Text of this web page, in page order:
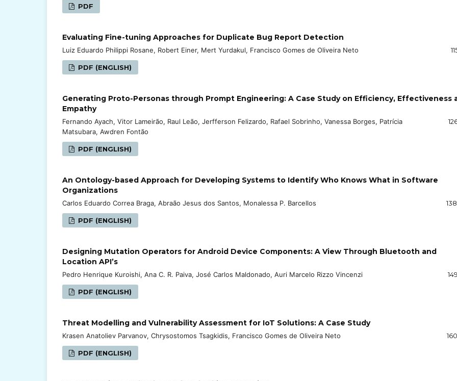
PDF
Evaluating Fine-tuning Approaches for Duplicate Bug Report Detection
Luiz Eduardo Philippi Rosane, Robert Einer, Mert Yurdakul, Francisco Gomes de Oliveira Neto
PDF (ENGLISH)
Generating Proto-Personas through Prompt Engineering: A Case Study on Efficiency, Effectiveness
Empathy
Fernando Ayach, Vitor Lameirão, Raul Leão, Jerfferson Felizardo, Rafael Sobrinho, Vanessa Borges, Patrícia
Matsubara, Awdren Fontão
PDF (ENGLISH)
An Ontology-based Approach for Developing Systems to Identify Who Knows What in Software
Organizations
Carlos Eduardo Correa Braga, Abraão Jesus dos Santos, Monalessa P. Barcellos
PDF (ENGLISH)
Designing Mutation Operators for Android Device Components: A View Through Bluetooth and
Location API’s
Pedro Henrique Kuroishi, Ana C. R. Paiva, José Carlos Maldonado, Auri Marcelo Rizzo Vincenzi
PDF (ENGLISH)
Threat Modelling and Vulnerability Assessment for IoT Solutions: A Case Study
Krasen Anatoliev Parvanov, Chrysostomos Tsagkidis, Francisco Gomes de Oliveira Neto
PDF (ENGLISH)